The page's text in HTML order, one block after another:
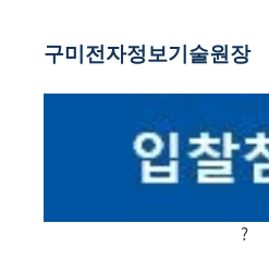
구미전자정보기술원장
?